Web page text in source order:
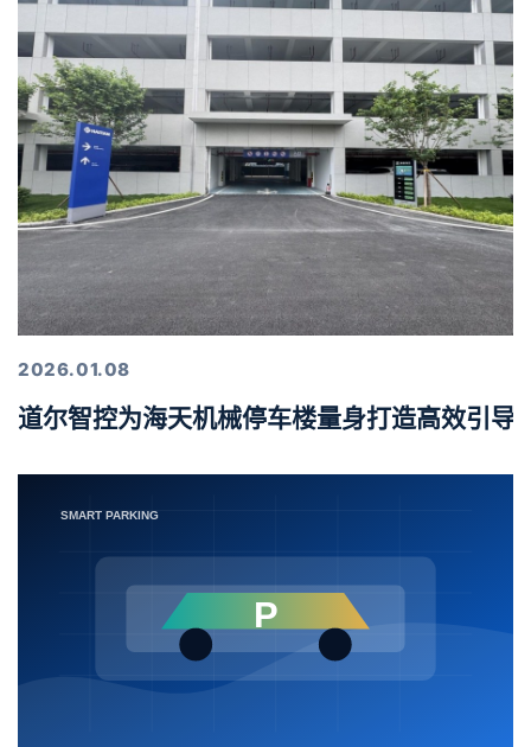
2026.01.08
道尔智控为海天机械停车楼量身打造高效引导